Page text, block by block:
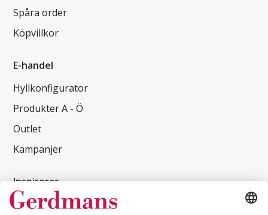
Spåra order
Köpvillkor
E-handel
Hyllkonfigurator
Produkter A - Ö
Outlet
Kampanjer
Inspireras
Kundcase